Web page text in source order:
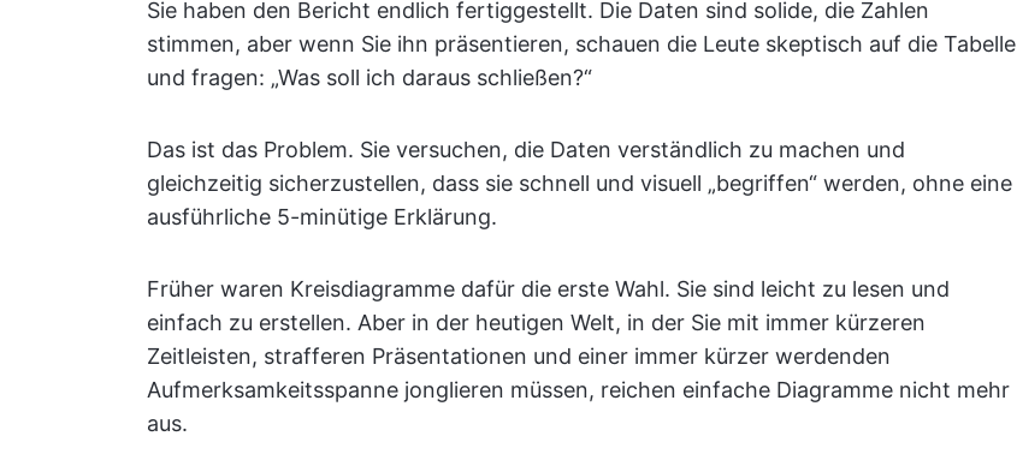
Sie haben den Bericht endlich fertiggestellt. Die Daten sind solide, die Zahlen
stimmen, aber wenn Sie ihn präsentieren, schauen die Leute skeptisch auf die Tabelle
und fragen: „Was soll ich daraus schließen?“
Das ist das Problem. Sie versuchen, die Daten verständlich zu machen und
gleichzeitig sicherzustellen, dass sie schnell und visuell „begriffen“ werden, ohne eine
ausführliche 5-minütige Erklärung.
Früher waren Kreisdiagramme dafür die erste Wahl. Sie sind leicht zu lesen und
einfach zu erstellen. Aber in der heutigen Welt, in der Sie mit immer kürzeren
Zeitleisten, strafferen Präsentationen und einer immer kürzer werdenden
Aufmerksamkeitsspanne jonglieren müssen, reichen einfache Diagramme nicht mehr
aus.